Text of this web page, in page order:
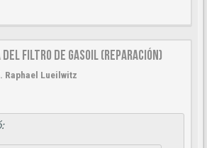
del filtro de gasoil (reparación)
Raphael Lueilwitz